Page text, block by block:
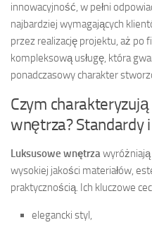
innowacyjność, w pełni
najbardziej wymagających
przez realizację projektu, aż po
kompleksową usługę, która
ponadczasowy charakter
Czym
wnętrza? Standardy
Luksusowe wnętrza
wysokiej jakości materiałów,
praktycznością. Ich kluczowe
elegancki styl,